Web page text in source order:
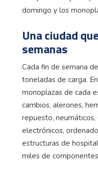
domingo y los
Una ciudad
semanas
Cada fin de semana
toneladas de carga.
monoplazas de cada
cambios, alerones,
repuesto,
electrónicos,
estructuras de
miles de